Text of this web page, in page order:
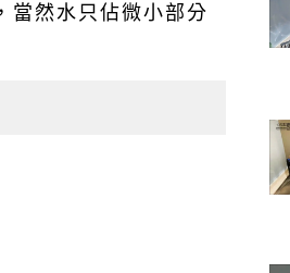
當然水只佔微小部分